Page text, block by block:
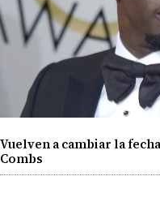
Vuelven a cambiar la
Combs